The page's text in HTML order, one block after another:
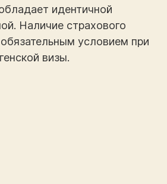
идентичной
Наличие страхового
условием при
визы.